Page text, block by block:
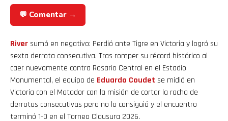
💬 Comentar →
Riversumó en negativo: Perdió ante Tigre en Victoria y logró su
sexta derrota consecutiva. Tras romper su récord histórico al
caer nuevamente contra Rosario Central en el Estadio
Monumental, el equipo de Eduardo Coudet se midió en
Victoria con el Matador con la misión de cortar la racha de
derrotas consecutivas pero no lo consiguió y el encuentro
terminó 1-0 en el Torneo Clausura 2026.